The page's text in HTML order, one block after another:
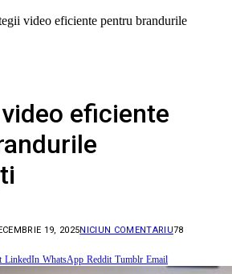
video eficiente pentru brandurile
eficiente
19, 2025NICIUN COMENTARIU78
LinkedIn WhatsApp Reddit Tumblr Email